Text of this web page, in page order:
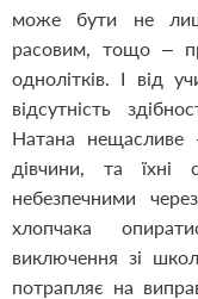
може бути не
расовим, тощо –
однолітків. І від
відсутність
Натана нещасливе
дівчини, та їхні
небезпечними
хлопчака
виключення зі
потрапляє на